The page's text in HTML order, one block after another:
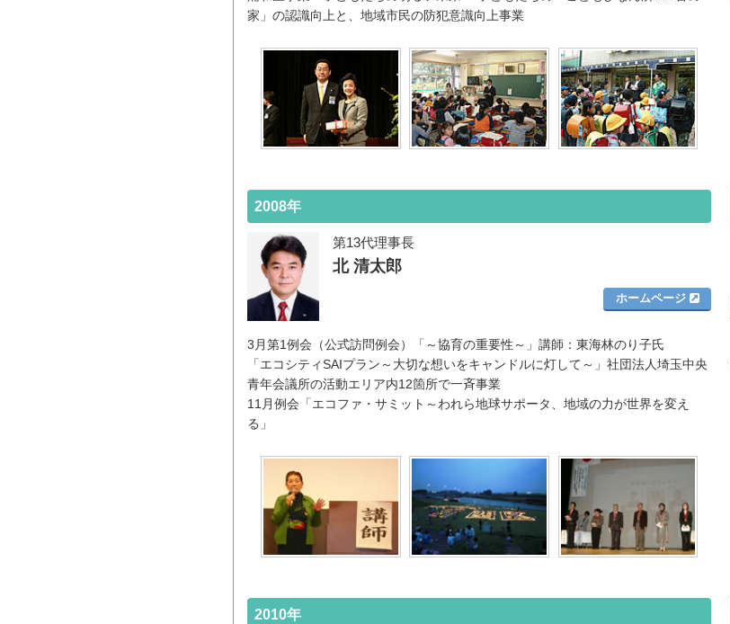
家」の認識向上と、地域市民の防犯意識向上事業
2008年
第13代理事長
北 清太郎
ホームページ
3月第1例会（公式訪問例会）「～協育の重要性～」講師：東海林のり子氏
「エコシティSAIプラン～大切な想いをキャンドルに灯して～」社団法人埼玉中央
青年会議所の活動エリア内12箇所で一斉事業
11月例会「エコファ・サミット～われら地球サポータ、地域の力が世界を変え
る」
2010年